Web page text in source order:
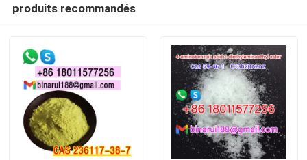
produits recommandés